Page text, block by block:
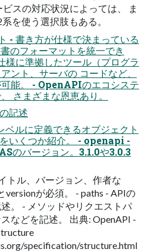
スの対応状況によっては、 ま
を使う選択肢もある。
- 書き方が仕様で決まっている
のフォーマットを統一でき
に準拠したツール（プログラ
ント、サーバの コードなど、
能。 - OpenAPIのエコシステ
さまざまな恩恵あり。
記述
ベルに定義できるオブジェクト
いくつか紹介。 - openapi -
のバージョン。3.1.0や3.0.3
トル、バージョン、作者な
versionが必須。 - paths - APIの
。 - メソッドやリクエストパ
などを記述。 出典: OpenAPI -
specification/structure.html